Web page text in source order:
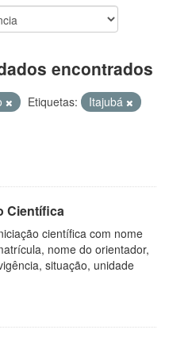
encontrados
Etiquetas:
Itajubá
Científica
científica com nome
nome do orientador,
situação, unidade